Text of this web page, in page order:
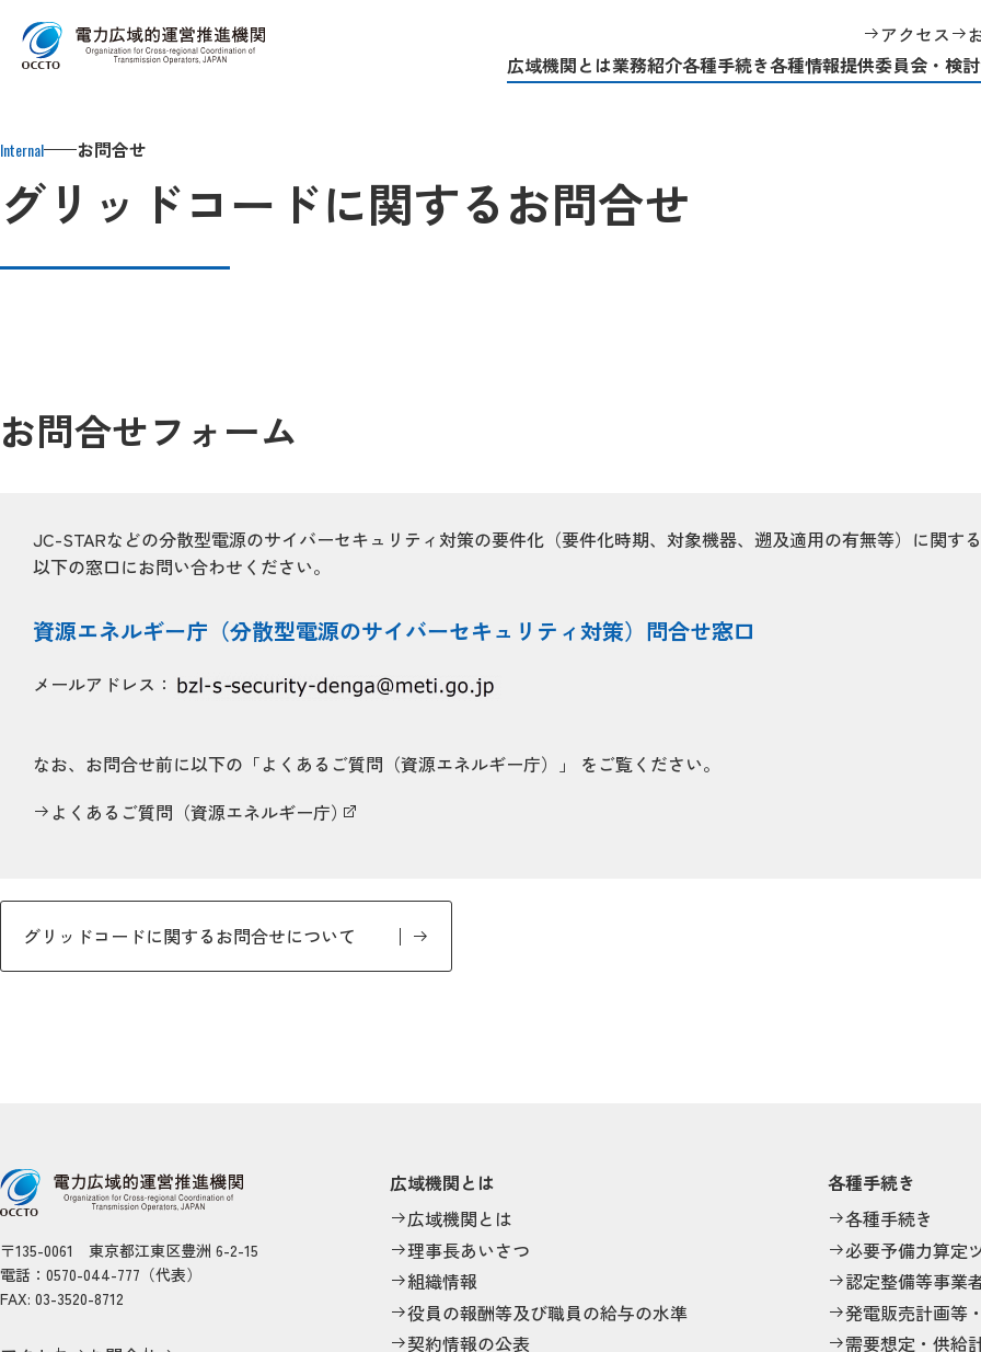
アクセス
広域機関とは業務紹介各種手続き各種情報提供委員会・検
Top
Internal お問合せ
グリッドコードに関するお問合せ
お問合せフォーム
JC-STARなどの分散型電源のサイバーセキュリティ対策の要件化（要件化時期、対象機器、遡及適用の有無等）に関す
以下の窓口にお問い合わせください。
資源エネルギー庁（分散型電源のサイバーセキュリティ対策）問合せ窓口
メールアドレス：
なお、お問合せ前に以下の「よくあるご質問（資源エネルギー庁）」 をご覧ください。
よくあるご質問（資源エネルギー庁）
グリッドコードに関するお問合せについて
〒135-0061 東京都江東区豊洲 6-2-15
電話：0570-044-777（代表）
FAX: 03-3520-8712
広域機関とは
広域機関とは
理事長あいさつ
組織情報
役員の報酬等及び職員の給与の水準
契約情報の公表
各種手続き
各種手続き
必要予備力算定
認定整備等事業
発電販売計画等
需要想定・供給